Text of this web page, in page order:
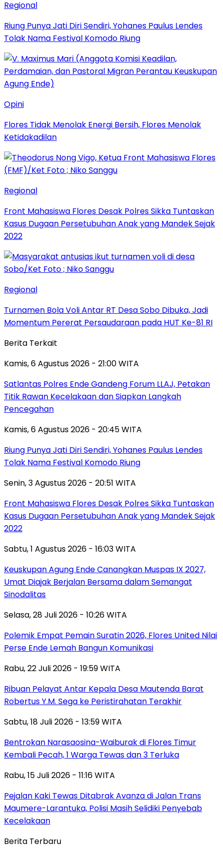
Regional
Riung Punya Jati Diri Sendiri, Yohanes Paulus Lendes
Tolak Nama Festival Komodo Riung
Opini
Flores Tidak Menolak Energi Bersih, Flores Menolak
Ketidakadilan
Regional
Front Mahasiswa Flores Desak Polres Sikka Tuntaskan
Kasus Dugaan Persetubuhan Anak yang Mandek Sejak
2022
Regional
Turnamen Bola Voli Antar RT Desa Sobo Dibuka, Jadi
Momentum Pererat Persaudaraan pada HUT Ke-81 RI
Berita Terkait
Kamis, 6 Agustus 2026 - 21:00 WITA
Satlantas Polres Ende Gandeng Forum LLAJ, Petakan
Titik Rawan Kecelakaan dan Siapkan Langkah
Pencegahan
Kamis, 6 Agustus 2026 - 20:45 WITA
Riung Punya Jati Diri Sendiri, Yohanes Paulus Lendes
Tolak Nama Festival Komodo Riung
Senin, 3 Agustus 2026 - 20:51 WITA
Front Mahasiswa Flores Desak Polres Sikka Tuntaskan
Kasus Dugaan Persetubuhan Anak yang Mandek Sejak
2022
Sabtu, 1 Agustus 2026 - 16:03 WITA
Keuskupan Agung Ende Canangkan Muspas IX 2027,
Umat Diajak Berjalan Bersama dalam Semangat
Sinodalitas
Selasa, 28 Juli 2026 - 10:26 WITA
Polemik Empat Pemain Suratin 2026, Flores United Nilai
Perse Ende Lemah Bangun Komunikasi
Rabu, 22 Juli 2026 - 19:59 WITA
Ribuan Pelayat Antar Kepala Desa Mautenda Barat
Robertus Y.M. Sega ke Peristirahatan Terakhir
Sabtu, 18 Juli 2026 - 13:59 WITA
Bentrokan Narasaosina-Waiburak di Flores Timur
Kembali Pecah, 1 Warga Tewas dan 3 Terluka
Rabu, 15 Juli 2026 - 11:16 WITA
Pejalan Kaki Tewas Ditabrak Avanza di Jalan Trans
Maumere-Larantuka, Polisi Masih Selidiki Penyebab
Kecelakaan
Berita Terbaru